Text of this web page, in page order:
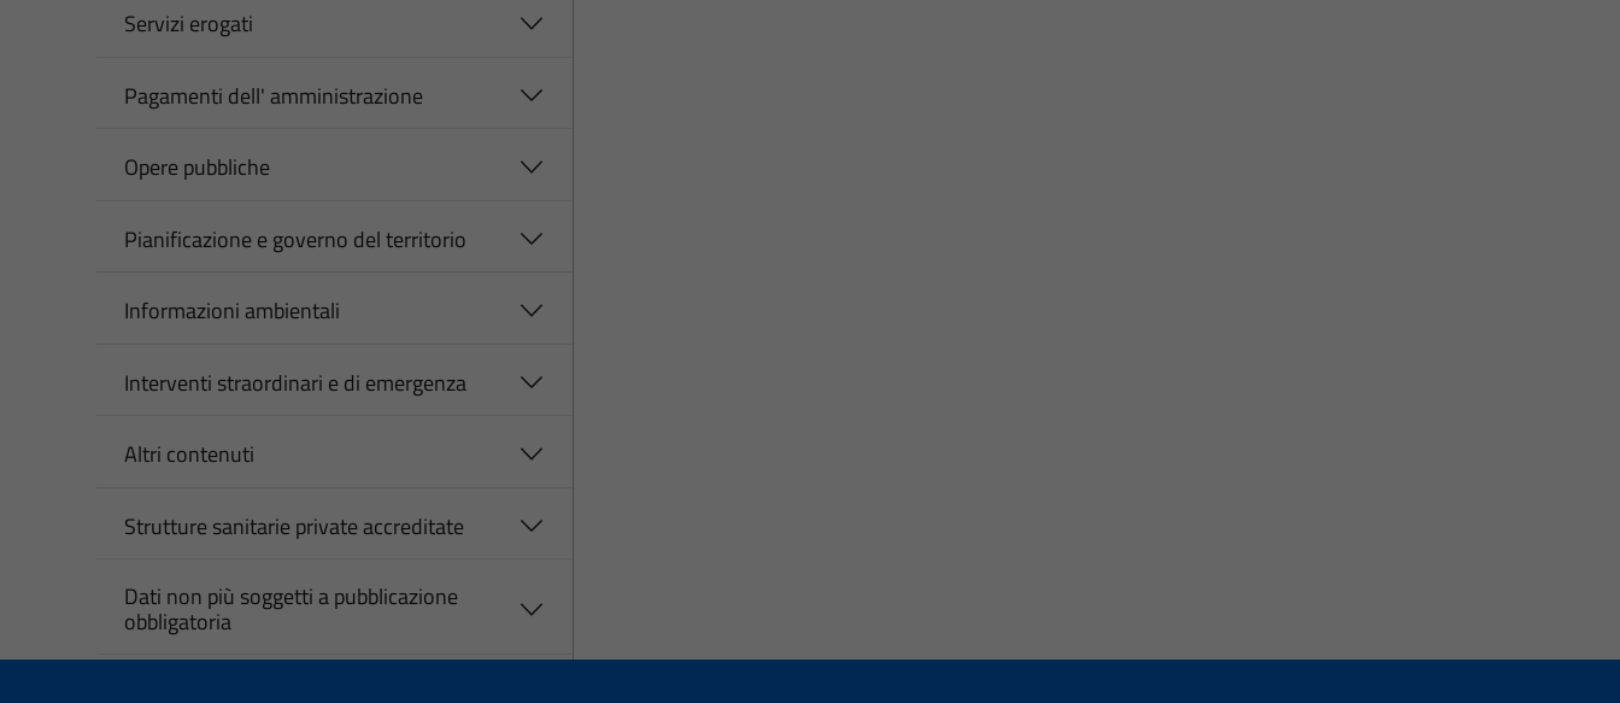
Servizi erogati
Pagamenti dell' amministrazione
Opere pubbliche
Pianificazione e governo del territorio
Informazioni ambientali
Interventi straordinari e di emergenza
Altri contenuti
Strutture sanitarie private accreditate
Dati non più soggetti a pubblicazione
obbligatoria